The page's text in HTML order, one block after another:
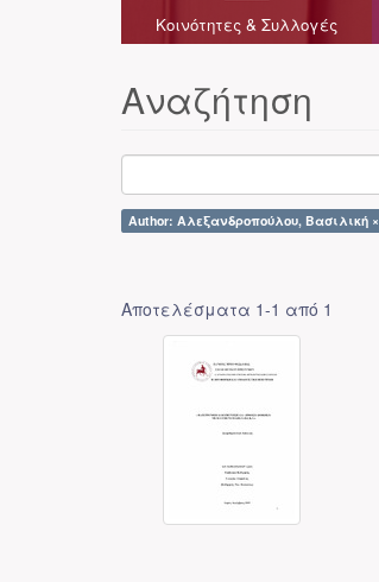
Κοινότητες & Συλλογές
Αναζήτηση
Author: Αλεξανδροπούλου, Βασιλική ×
Αποτελέσματα 1-1 από 1